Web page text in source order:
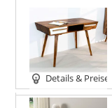
Details & Preise